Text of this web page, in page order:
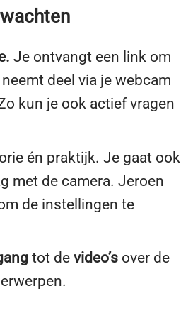
Je ontvangt een link om
deel via je webcam
kun je ook actief vragen
én praktijk. Je gaat ook
met de camera. Jeroen
de instellingen te
tot de video’s over de